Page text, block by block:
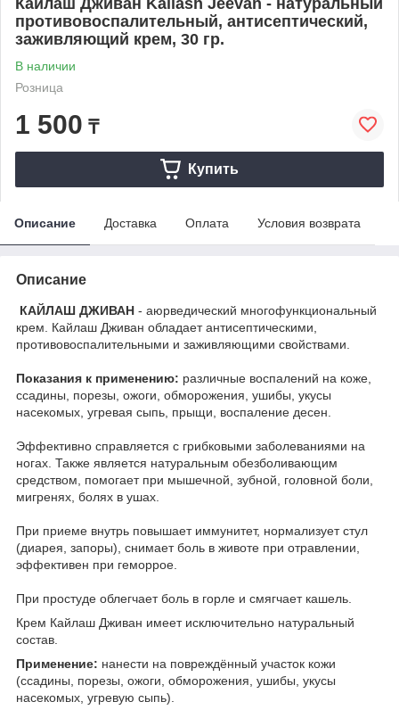
противовоспалительный, антисептический,
заживляющий крем, 30 гр.
В наличии
Розница
1 500 ₸
Купить
Описание Доставка Оплата Условия возврата
Описание
КАЙЛАШ ДЖИВАН - аюрведический многофункциональный
крем. Кайлаш Дживан обладает антисептическими,
противовоспалительными и заживляющими свойствами.
Показания к применению: различные воспалений на коже,
ссадины, порезы, ожоги, обморожения, ушибы, укусы
насекомых, угревая сыпь, прыщи, воспаление десен.
Эффективно справляется с грибковыми заболеваниями на
ногах. Также является натуральным обезболивающим
средством, помогает при мышечной, зубной, головной боли,
мигренях, болях в ушах.
При приеме внутрь повышает иммунитет, нормализует стул
(диарея, запоры), снимает боль в животе при отравлении,
эффективен при геморрое.
При простуде облегчает боль в горле и смягчает кашель.
Крем Кайлаш Дживан имеет исключительно натуральный
состав.
Применение: нанести на повреждённый участок кожи
(ссадины, порезы, ожоги, обморожения, ушибы, укусы
насекомых, угревую сыпь).